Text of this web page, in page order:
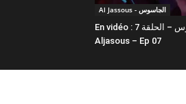
Al Jassous - الجاسوس
En vidéo : الجاسوس – الحلقة 7 |
Aljasous – Ep 07